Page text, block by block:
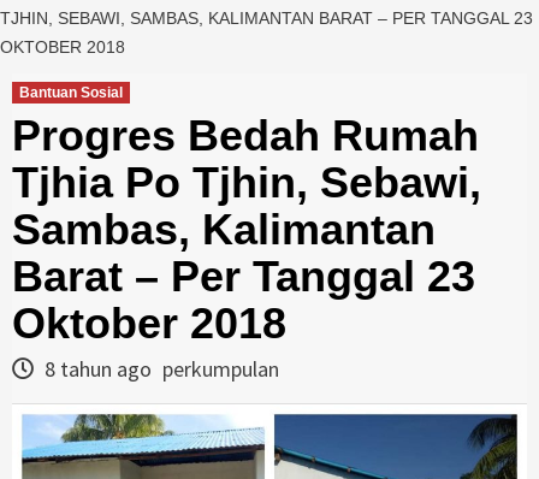
TJHIN, SEBAWI, SAMBAS, KALIMANTAN BARAT – PER TANGGAL 23
OKTOBER 2018
Bantuan Sosial
Progres Bedah Rumah
Tjhia Po Tjhin, Sebawi,
Sambas, Kalimantan
Barat – Per Tanggal 23
Oktober 2018
8 tahun ago perkumpulan